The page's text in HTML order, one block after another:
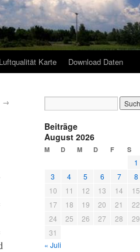
Luftqualität Karte Download Daten
→
Beiträge
August 2026
M D M D F S
1
3
4 5 6 7 8
10
11 12 13 14 15
17
18 19 20 21 22
24
25 26 27 28 29
31
« Juli